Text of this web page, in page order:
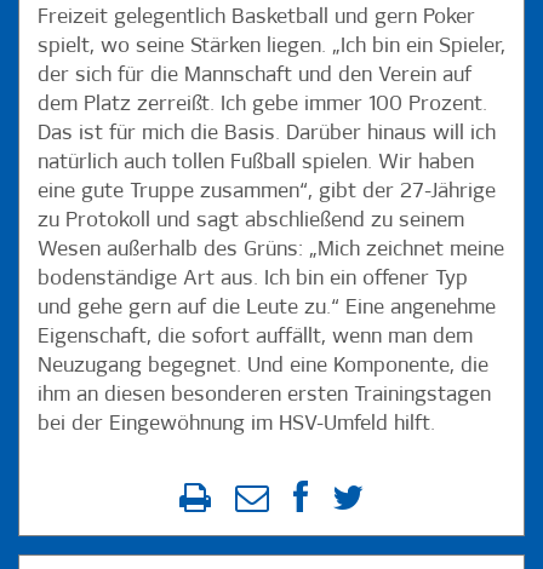
Freizeit gelegentlich Basketball und gern Poker
spielt, wo seine Stärken liegen. „Ich bin ein Spieler,
der sich für die Mannschaft und den Verein auf
dem Platz zerreißt. Ich gebe immer 100 Prozent.
Das ist für mich die Basis. Darüber hinaus will ich
natürlich auch tollen Fußball spielen. Wir haben
eine gute Truppe zusammen“, gibt der 27-Jährige
zu Protokoll und sagt abschließend zu seinem
Wesen außerhalb des Grüns: „Mich zeichnet meine
bodenständige Art aus. Ich bin ein offener Typ
und gehe gern auf die Leute zu.“ Eine angenehme
Eigenschaft, die sofort auffällt, wenn man dem
Neuzugang begegnet. Und eine Komponente, die
ihm an diesen besonderen ersten Trainingstagen
bei der Eingewöhnung im HSV-Umfeld hilft.